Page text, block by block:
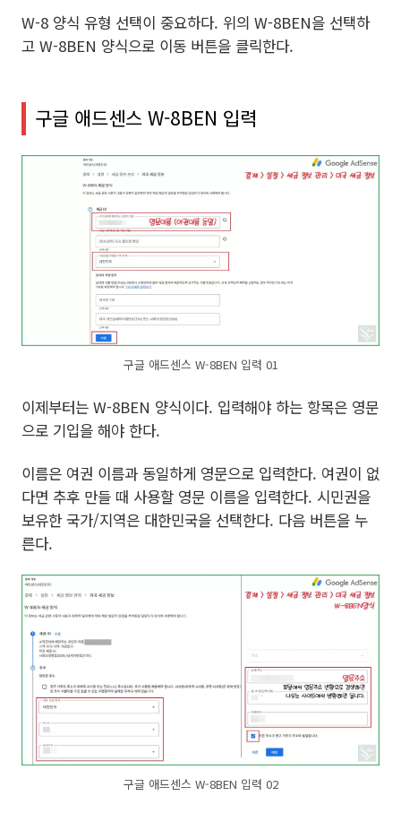
W-8 양식 유형 선택이 중요하다. 위의 W-8BEN을 선택하
고 W-8BEN 양식으로 이동 버튼을 클릭한다.
구글 애드센스 W-8BEN 입력
구글 애드센스 W-8BEN 입력 01
이제부터는 W-8BEN 양식이다. 입력해야 하는 항목은 영문
으로 기입을 해야 한다.
이름은 여권 이름과 동일하게 영문으로 입력한다. 여권이 없
다면 추후 만들 때 사용할 영문 이름을 입력한다. 시민권을
보유한 국가/지역은 대한민국을 선택한다. 다음 버튼을 누
른다.
구글 애드센스 W-8BEN 입력 02